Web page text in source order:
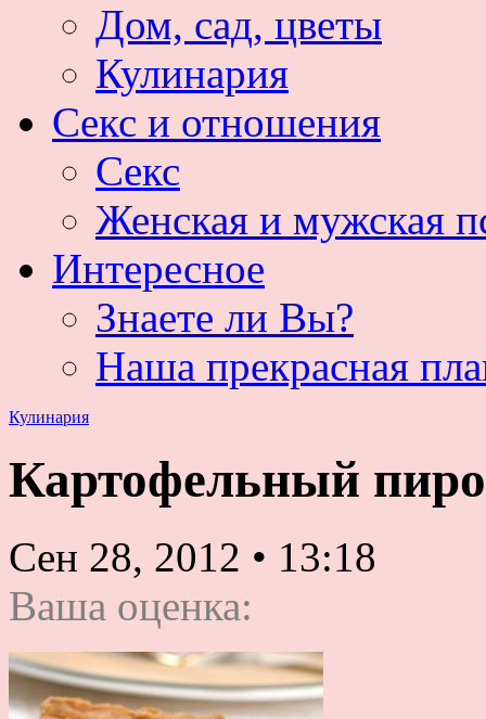
Дом, сад, цветы
Кулинария
Секс и отношения
Секс
Женская и мужская
Интересное
Знаете ли Вы?
Наша прекрасная
Кулинария
Картофельный
Сен 28, 2012 • 13:18
Ваша оценка: